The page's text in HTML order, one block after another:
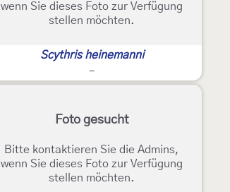
wenn Sie dieses Foto zur Verfügung
stellen möchten.
Scythris heinemanni
-
Foto gesucht
Bitte kontaktieren Sie die Admins,
wenn Sie dieses Foto zur Verfügung
stellen möchten.